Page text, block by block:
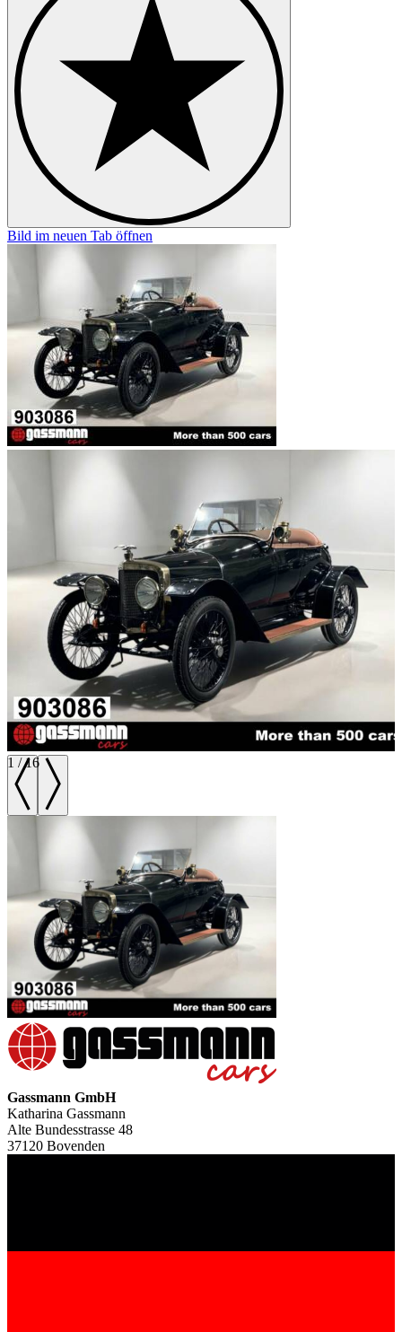
Bild im neuen Tab öffnen
1 /16
Gassmann GmbH
Katharina Gassmann
Alte Bundesstrasse 48
37120 Bovenden